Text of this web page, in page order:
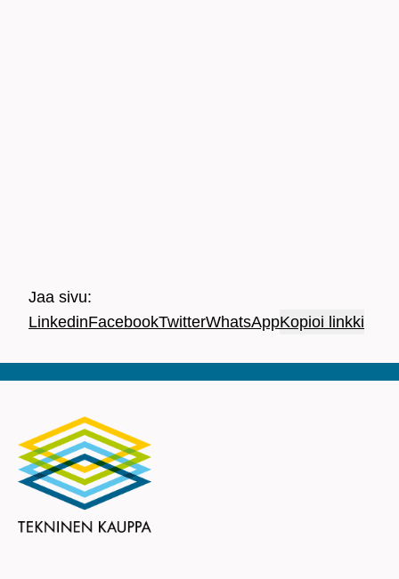
Jaa sivu:
LinkedinFacebookTwitterWhatsAppKopioi linkki